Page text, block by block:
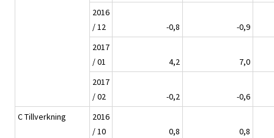
2016
/ 12
-0,8
-0,9
2017
/ 01
4,2
7,0
2017
/ 02
-0,2
-0,6
C Tillverkning
2016
/ 10
0,8
0,8